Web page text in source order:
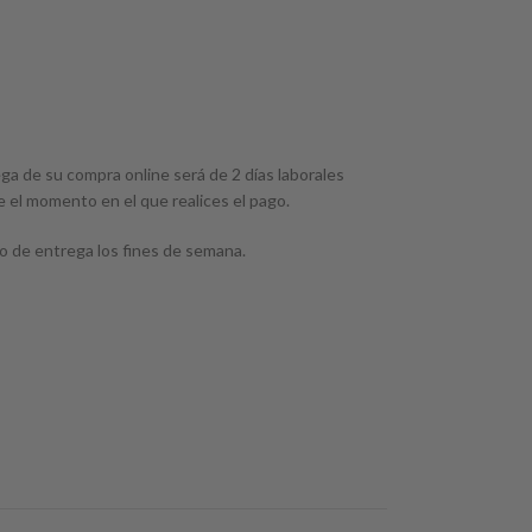
de su compra online será de 2 días laborales
momento en el que realices el pago.
de entrega los fines de semana.